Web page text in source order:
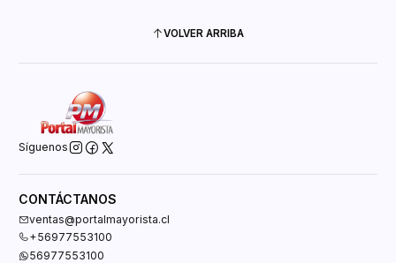
VOLVER ARRIBA
Síguenos
CONTÁCTANOS
ventas@portalmayorista.cl
+56977553100
56977553100